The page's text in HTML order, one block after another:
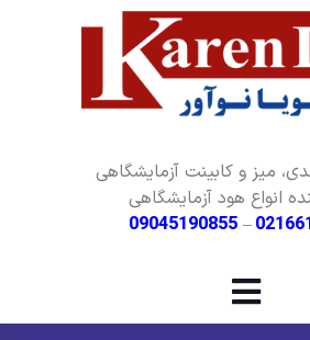
میز و کابینت آزمایشگاهی
انواع هود آزمایشگاهی
–
09045190855